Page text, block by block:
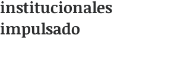
institucionales
impulsado